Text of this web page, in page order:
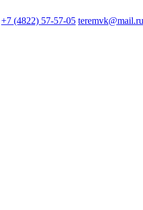
+7 (4822) 57-57-05 teremvk@mail.ru